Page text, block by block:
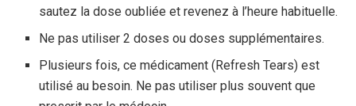
sautez la dose oubliée et revenez à l’heure habituelle.
Ne pas utiliser 2 doses ou doses supplémentaires.
Plusieurs fois, ce médicament (Refresh Tears) est
utilisé au besoin. Ne pas utiliser plus souvent que